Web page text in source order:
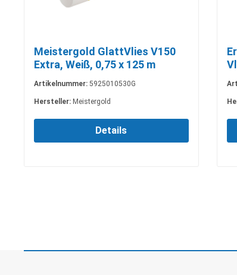
Meistergold GlattVlies V150
Extra, Weiß, 0,75 x 125 m
Artikelnummer: 5925010530G
Hersteller: Meistergold
Details